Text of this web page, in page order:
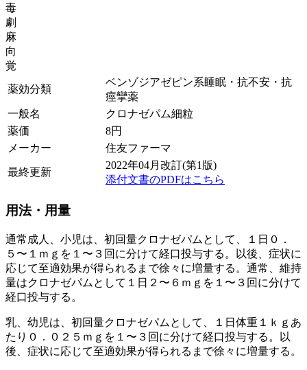
毒
劇
麻
向
覚
薬効分類
ベンゾジアゼピン系睡眠・抗不安・抗
痙攣薬
一般名
クロナゼパム細粒
薬価
8円
メーカー
住友ファーマ
最終更新
2022年04月改訂(第1版)
添付文書のPDFはこちら
用法・用量
通常成人、小児は、初回量クロナゼパムとして、１日０．
５〜１ｍｇを１〜３回に分けて経口投与する。以後、症状に
応じて至適効果が得られるまで徐々に増量する。通常、維持
量はクロナゼパムとして１日２〜６ｍｇを１〜３回に分けて
経口投与する。
乳、幼児は、初回量クロナゼパムとして、１日体重１ｋｇあ
たり０．０２５ｍｇを１〜３回に分けて経口投与する。以
後、症状に応じて至適効果が得られるまで徐々に増量する。